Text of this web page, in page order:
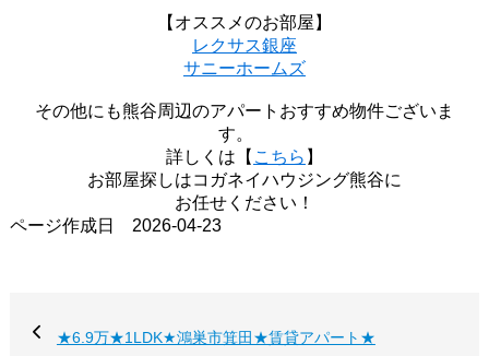
【オススメのお部屋】
レクサス銀座
サニーホームズ
その他にも熊谷周辺のアパートおすすめ物件ございま
す。
詳しくは【 こちら 】
お部屋探しはコガネイハウジング熊谷に
お任せください！
ページ作成日 2026-04-23
★6.9万★1LDK★鴻巣市箕田★賃貸アパート★